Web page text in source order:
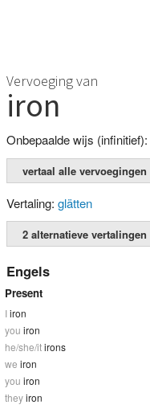
Vervoeging van
iron
Onbepaalde wijs (infinitief):
vertaal alle vervoegingen
Vertaling: glätten
2 alternatieve vertalingen
Engels
Present
Iiron
you iron
he/she/itirons
we iron
you iron
theyiron